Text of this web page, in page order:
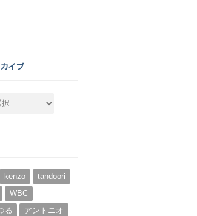
イブ
kenzo
tandoori
WBC
る
アントニオ